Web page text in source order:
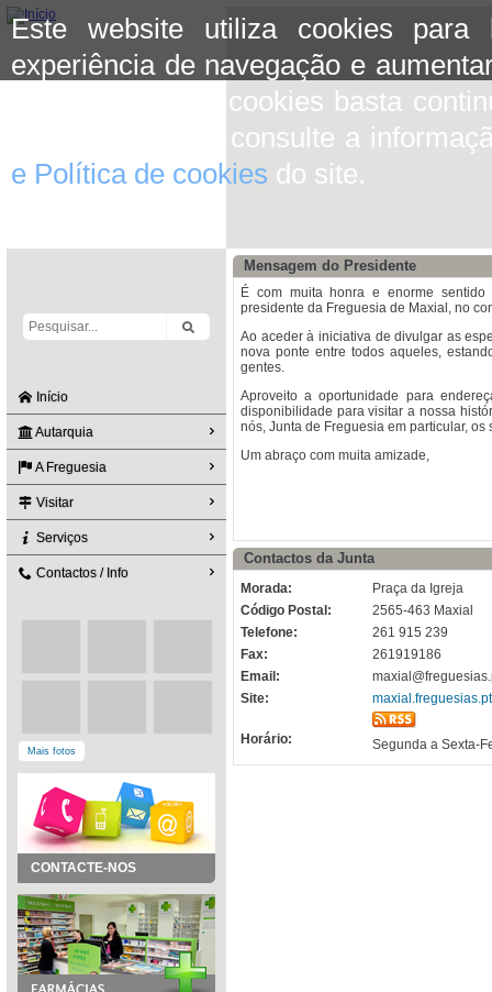
Este website utiliza cookies para
experiência de navegação e
aceitar o uso de cookies basta
mais informação consulte a
e Política de cookies do site.
Início
Autarquia
A Freguesia
Visitar
Serviços
Contactos / Info
Mais fotos
CONTACTE-NOS
Mensagem do Presidente
É com muita honra e enorme
presidente da Freguesia de Maxial, no
Ao aceder à iniciativa de divulgar as
nova ponte entre todos aqueles,
gentes.
Aproveito a oportunidade para
disponibilidade para visitar a nossa
nós, Junta de Freguesia em particular, os
Um abraço com muita amizade,
Contactos da Junta
Morada:
Praça da Igreja
Código Postal:
2565-463 Maxial
Telefone:
261 915 239
Fax:
261919186
Email:
Site:
maxial.freguesias.pt
Horário: Segunda a Sexta-